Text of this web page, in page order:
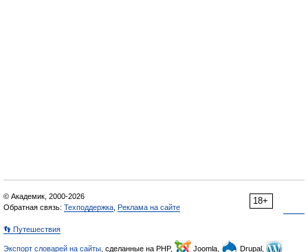
18+
© Академик, 2000-2026
Обратная связь: Техподдержка Реклама на сайте
👣 Путешествия
Экспорт словарей на сайты , сделанные на PHP, Joomla, Drupal,